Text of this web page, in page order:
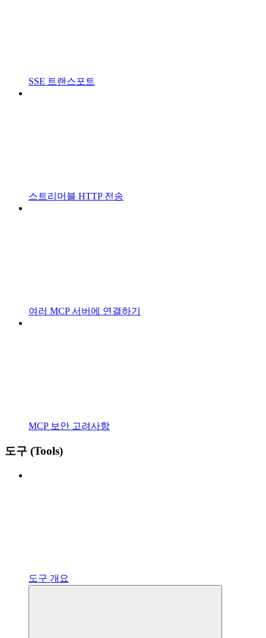
SSE 트랜스포트
스트리머블 HTTP 전송
여러 MCP 서버에 연결하기
MCP 보안 고려사항
도구 (Tools)
도구 개요